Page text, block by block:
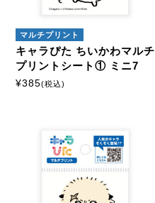
マルチプリント
キャラぴた ちいかわマルチ
プリントシート① ミニ7
¥385(税込)